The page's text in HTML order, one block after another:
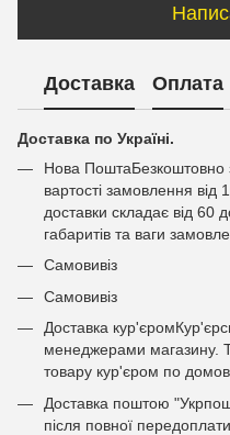
Доставка Оплата
Доставка по Україні.
Нова ПоштаБезкоштовно
вартості замовлення від
доставки складає від 60
габаритів та ваги
Самовивіз
Самовивіз
Доставка
менеджерами магазину.
товару кур'єром по
Доставка поштою
після повної